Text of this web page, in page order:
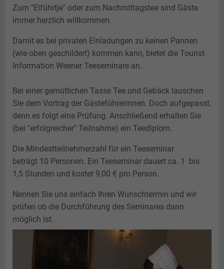
Jüdisches Leben
Teeseminar
Gästekarte
Plattdeutsch
Landesbühne
Nachteule
Hessepark
Paddel und Pedal
Perspektive Innenstadt
Photovoltaik
Zum "Elführtje" oder zum Nachmittagstee sind Gäste
immer herzlich willkommen.
Damit es bei privaten Einladungen zu keinen Pannen
(wie oben geschildert) kommen kann, bietet die Tourist
Information Weener Teeseminare an.
Bei einer gemütlichen Tasse Tee und Gebäck lauschen
Sie dem Vortrag der Gästeführerinnen. Doch aufgepasst,
denn es folgt eine Prüfung. Anschließend erhalten Sie
(bei "erfolgreicher" Teilnahme) ein Teediplom.
Die Mindestteilnehmerzahl für ein Teeseminar
beträgt 10 Personen. Ein Teeseminar dauert ca. 1 bis
1,5 Stunden und kostet 9,00 € pro Person.
Nennen Sie uns einfach Ihren Wunschtermin und wir
prüfen ob die Durchführung des Seminares dann
möglich ist.